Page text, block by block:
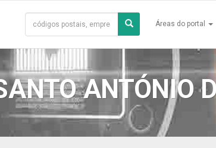
Áreas do portal
ANTÓNIO